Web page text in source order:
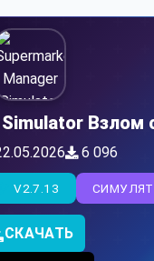
Взлом
6 096
V2.7.13
СКАЧАТЬ